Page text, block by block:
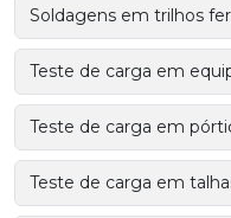
Soldagens em trilhos
Teste de carga em
Teste de carga em
Teste de carga em